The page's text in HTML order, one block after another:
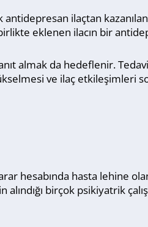
ilaçtan
eklenen ilacın bir
almak da hedeflenir.
ve ilaç etkileşimleri
hesabında hasta lehine
birçok psikiyatrik